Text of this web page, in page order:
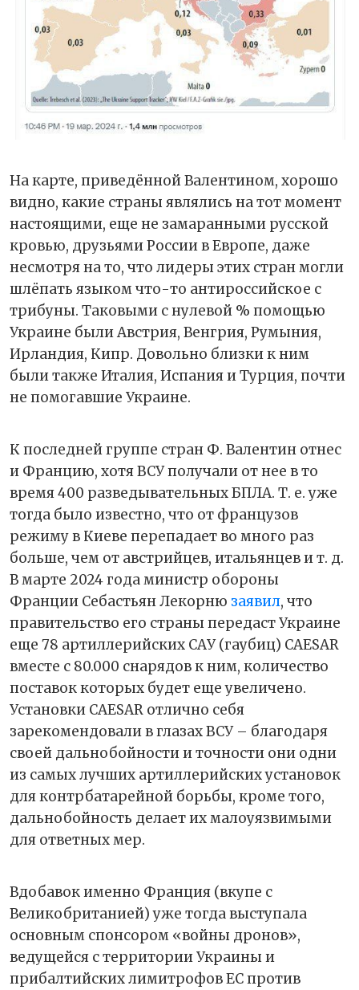
На карте, приведённой Валентином, хорошо
видно, какие страны являлись на тот момент
настоящими, еще не замаранными русской
кровью, друзьями России в Европе, даже
несмотря на то, что лидеры этих стран могли
шлёпать языком что-то антироссийское с
трибуны. Таковыми с нулевой % помощью
Украине были Австрия, Венгрия, Румыния,
Ирландия, Кипр. Довольно близки к ним
были также Италия, Испания и Турция, почти
не помогавшие Украине.
К последней группе стран Ф. Валентин отнес
и Францию, хотя ВСУ получали от нее в то
время 400 разведывательных БПЛА. Т. е. уже
тогда было известно, что от французов
режиму в Киеве перепадает во много раз
больше, чем от австрийцев, итальянцев и т. д.
В марте 2024 года министр обороны
Франции Себастьян Лекорню заявил, что
правительство его страны передаст Украине
еще 78 артиллерийских САУ (гаубиц) CAESAR
вместе с 80.000 снарядов к ним, количество
поставок которых будет еще увеличено.
Установки CAESAR отлично себя
зарекомендовали в глазах ВСУ – благодаря
своей дальнобойности и точности они одни
из самых лучших артиллерийских установок
для контрбатарейной борьбы, кроме того,
дальнобойность делает их малоуязвимыми
для ответных мер.
Вдобавок именно Франция (вкупе с
Великобританией) уже тогда выступала
основным спонсором «войны дронов»,
ведущейся с территории Украины и
прибалтийских лимитрофов ЕС против